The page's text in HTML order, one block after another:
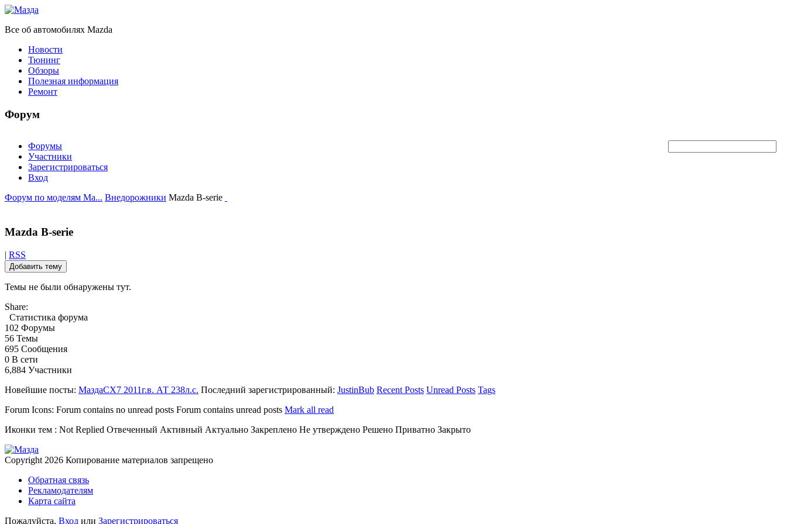
Все об автомобилях Mazda
Новости
Тюнинг
Обзоры
Полезная информация
Ремонт
Форум
Форумы
Участники
Зарегистрироваться
Вход
Форум по моделям Ma... Внедорожники Mazda B-serie
Mazda B-serie
| RSS
Добавить тему
Темы не были обнаружены тут.
Share:
Статистика форума
102 Форумы
56 Темы
695 Сообщения
0 В сети
6,884 Участники
Новейшие посты: МаздаCX7 2011г.в. АТ 238л.с. Последний зарегистрированный: JustinBub Recent Posts Unread Posts Tags
Forum Icons: Forum contains no unread posts Forum contains unread posts Mark all read
Иконки тем : Not Replied Отвеченный Активный Актуально Закреплено Не утверждено Решено Приватно Закрыто
Copyright 2026 Копирование материалов запрещено
Обратная связь
Рекламодателям
Карта сайта
Пожалуйста, Вход или Зарегистрироваться